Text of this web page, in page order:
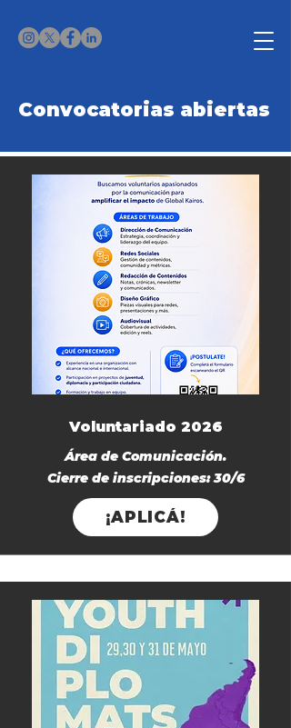
Convocatorias abiertas
Voluntariado 2026
Área de Comunicación.
Cierre de inscripciones: 30/6
¡APLICÁ!